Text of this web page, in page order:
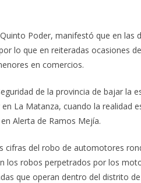
Poder, manifestó que en las
lo que en reiteradas ocasiones
en comercios.
de la provincia de bajar la
La Matanza, cuando la realidad
Alerta de Ramos Mejía.
cifras del robo de automotores
los robos perpetrados por los
que operan dentro del distrito